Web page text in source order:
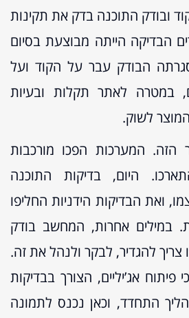
ובודק התוכנה בדק את תקינות
הבדיקה הייתה מבוצעת בסיום
הבודק עבר על הקוד ועל
במטרה לאתר תקלות ובעיות
לשוק.
הזה. המערכות הפכו מורכבות
היום, בדיקות התוכנה
ואת הבדיקות הידניות החליפו
במילים אחרות, המחשב בודק
להגדיר, לבקר ולנהל את זה.
אג’יליים, הצורך בבדיקות
התחדד, וכאן נכנס לתמונה